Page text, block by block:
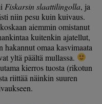
Fiskarsin slaattilingolla, ja
niin pesu kuin kuivaus.
aiemmin omistanut
kuitenkin ajatellut,
hakannut omaa kasvimaata
yltä päältä mullassa.
kierros tuosta (rikotun
riittää näinkin suuren